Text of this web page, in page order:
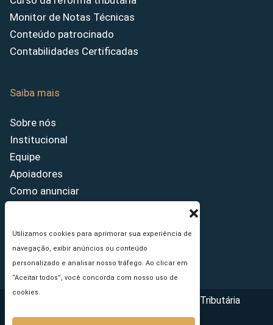
Utilizamos cookies para aprimorar sua experiência de
navegação, exibir anúncios ou conteúdo
personalizado e analisar nosso tráfego. Ao clicar em
“Aceitar todos”, você concorda com nosso uso de
cookies.
Monitor de Notas Técnicas
Conteúdo patrocinado
Contabilidades Certificadas
Saiba mais
Sobre nós
Institucional
Equipe
Apoiadores
Como anunciar
Princípios Editoriais
Copyright © 2026 - Portal da Reforma Tributária